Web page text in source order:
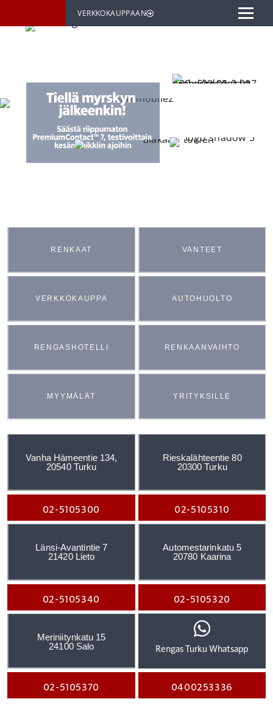
VERKKOKAUPPAAN
RENKAAT VANTEET
VERKKOKAUPPA AUTOHUOLTO
RENGASHOTELLI RENKAANVAIHTO
MYYMÄLÄT YRITYKSILLE
Vanha Hämeentie 134,
20540 Turku
02-5105300
Rieskalähteentie 80
20300 Turku
02-5105310
Länsi-Avantintie 7
21420 Lieto
02-5105340
Automestarinkatu 5
20780 Kaarina
02-5105320
Meriniitynkatu 15
24100 Salo
02-5105370
Rengas Turku Whatsapp
0400253336